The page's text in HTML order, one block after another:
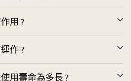
開
用？
開
作？
開
用壽命為多長？